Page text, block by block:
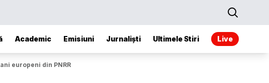
Academic Emisiuni Jurnaliști Ultimele Stiri Live
europeni din PNRR